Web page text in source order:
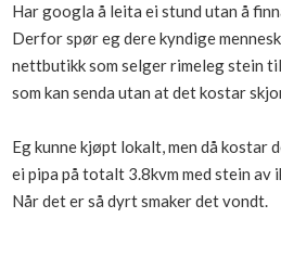
Kom i gang med Boligmappa
Se din bolig? Klikk her
Har googla å leita ei stund utan å
Derfor spør eg dere kyndige
nettbutikk som selger rimeleg stein
som kan senda utan at det kostar
Eg kunne kjøpt lokalt, men då kostar
ei pipa på totalt 3.8kvm med stein av
Når det er så dyrt smaker det vondt.